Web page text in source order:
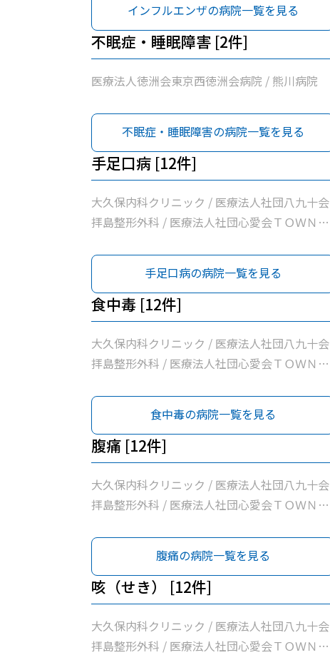
東京西徳洲会病院 / 名取医院 / 公益社団法人昭
島市医師会診療所 / 昭島内科クリニック / 医療
法人社団玲世会いろは診療所 / 桂川内科医院 /
熊川病院
インフルエンザの病院一覧を見る
不眠症・睡眠障害 [2件]
医療法人徳洲会東京西徳洲会病院 / 熊川病院
不眠症・睡眠障害の病院一覧を見る
手足口病 [12件]
大久保内科クリニック / 医療法人社団八九十会
拝島整形外科 / 医療法人社団心愛会ＴＯＷＮ訪
東京石心会昭島腎クリニック / 医療法人徳洲会
東京西徳洲会病院 / 名取医院 / 公益社団法人昭
島市医師会診療所 / 昭島内科クリニック / 医療
法人社団玲世会いろは診療所 / 桂川内科医院 /
熊川病院
手足口病の病院一覧を見る
食中毒 [12件]
大久保内科クリニック / 医療法人社団八九十会
拝島整形外科 / 医療法人社団心愛会ＴＯＷＮ訪
東京石心会昭島腎クリニック / 医療法人徳洲会
東京西徳洲会病院 / 名取医院 / 公益社団法人昭
島市医師会診療所 / 昭島内科クリニック / 医療
法人社団玲世会いろは診療所 / 桂川内科医院 /
熊川病院
食中毒の病院一覧を見る
腹痛 [12件]
大久保内科クリニック / 医療法人社団八九十会
拝島整形外科 / 医療法人社団心愛会ＴＯＷＮ訪
東京石心会昭島腎クリニック / 医療法人徳洲会
東京西徳洲会病院 / 名取医院 / 公益社団法人昭
島市医師会診療所 / 昭島内科クリニック / 医療
法人社団玲世会いろは診療所 / 桂川内科医院 /
熊川病院
腹痛の病院一覧を見る
咳（せき） [12件]
大久保内科クリニック / 医療法人社団八九十会
拝島整形外科 / 医療法人社団心愛会ＴＯＷＮ訪